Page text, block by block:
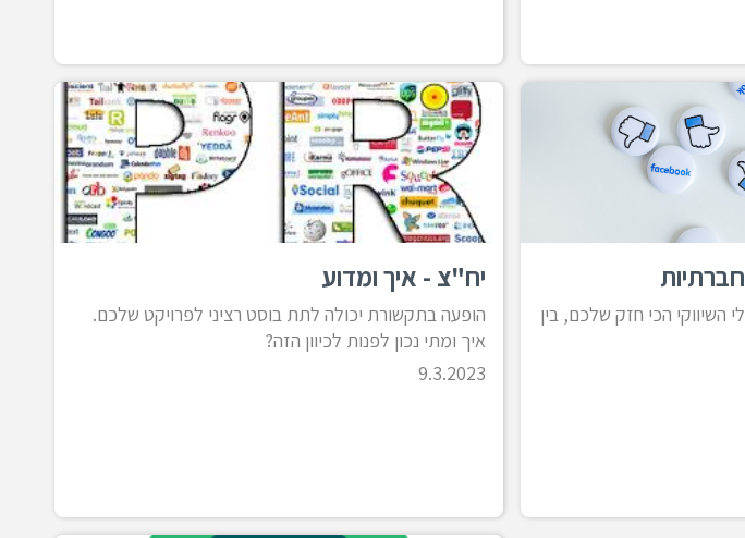
יח"צ - איך ומדוע
הופעה בתקשורת יכולה לתת בוסט רציני לפרויקט שלכם.
איך ומתי נכון לפנות לכיוון הזה?
9.3.2023
השיווקי הכי חזק שלכם, בין